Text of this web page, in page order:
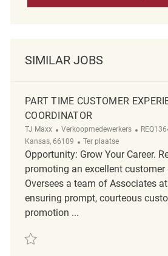
SIMILAR JOBS
PART TIME CUSTOMER
COORDINATOR
TJ Maxx Categorie
Verkoopmedewerkers ReqId
Kansas, 66109
Afgelegen
Ter plaatse
Opportunity: Grow Your Career.
promoting an excellent customer
Oversees a team of Associates
ensuring prompt, courteous
promotion ...
Redden Part Time Customer Experience